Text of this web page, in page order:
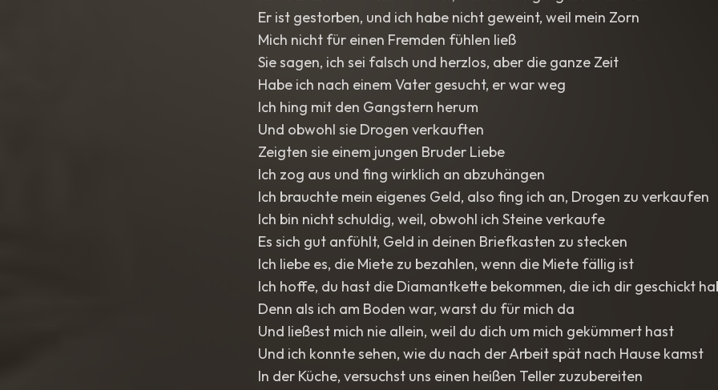
Er ist gestorben, und ich habe nicht geweint, weil mein Zorn
Mich nicht für einen Fremden fühlen ließ
Sie sagen, ich sei falsch und herzlos, aber die ganze Zeit
Habe ich nach einem Vater gesucht, er war weg
Ich hing mit den Gangstern herum
Und obwohl sie Drogen verkauften
Zeigten sie einem jungen Bruder Liebe
Ich zog aus und fing wirklich an abzuhängen
Ich brauchte mein eigenes Geld, also fing ich an, Drogen zu verkaufen
Ich bin nicht schuldig, weil, obwohl ich Steine verkaufe
Es sich gut anfühlt, Geld in deinen Briefkasten zu stecken
Ich liebe es, die Miete zu bezahlen, wenn die Miete fällig ist
Ich hoffe, du hast die Diamantkette bekommen, die ich dir geschickt
Denn als ich am Boden war, warst du für mich da
Und ließest mich nie allein, weil du dich um mich gekümmert hast
Und ich konnte sehen, wie du nach der Arbeit spät nach Hause kamst
In der Küche, versuchst uns einen heißen Teller zuzubereiten